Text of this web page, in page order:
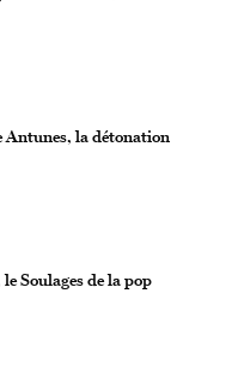
Antunes, la détonation
Soulages de la pop